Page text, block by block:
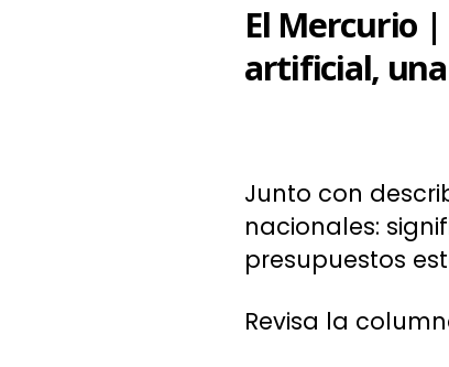
El Mercurio
artificial,
Junto con
nacionales:
presupuestos
Revisa la